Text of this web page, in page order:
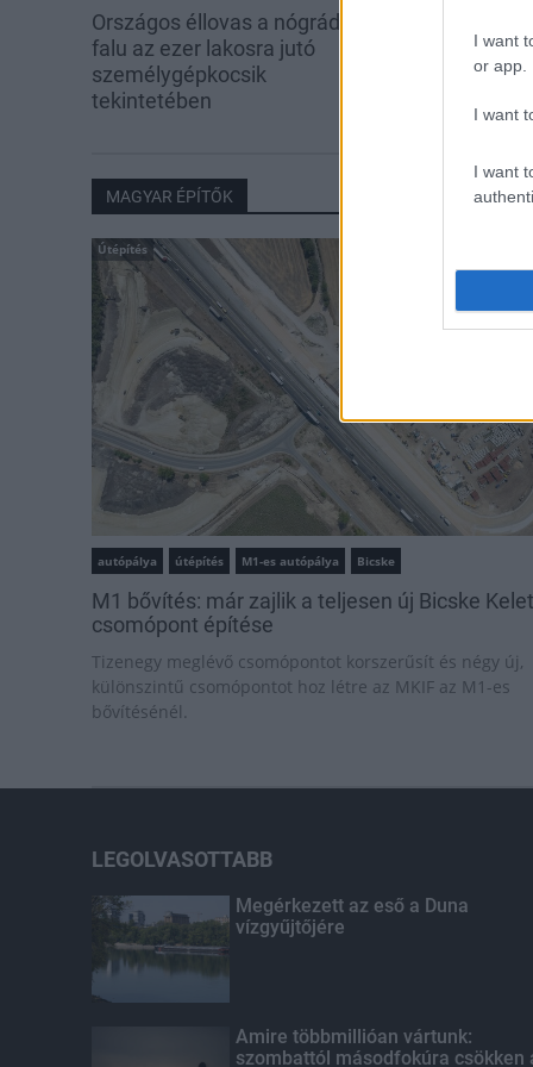
I want
or app.
I want
I want
Országos éllovas a nógrádi pici
falu az ezer lakosra jutó
személygépkocsik
tekintetében
is
MAGYAR ÉPÍTŐK
Útépítés
autópálya útépítés M1-es autópálya Bicske
M1 bővítés: már zajlik a teljesen új Bicske Kelet
csomópont építése
Tizenegy meglévő csomópontot korszerűsít és négy új,
különszintű csomópontot hoz létre az MKIF az M1-es
bővítésénél.
LEGOLVASOTTABB
Megérkezett az eső a Duna
vízgyűjtőjére
Amire többmillióan vártunk:
szombattól másodfokúra csökken